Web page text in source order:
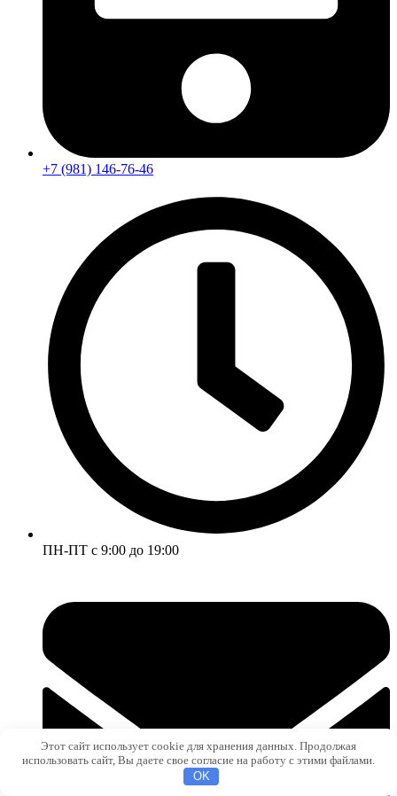
+7 (981) 146-76-46
ПН-ПТ с 9:00 до 19:00
Этот сайт использует cookie для хранения данных. Продолжая
использовать сайт, Вы даете свое согласие на работу с этими файлами.
OK